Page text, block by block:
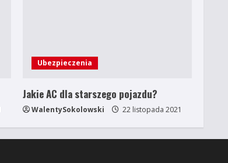
Ubezpieczenia
Jakie AC dla starszego pojazdu?
WalentySokolowski 22 listopada 2021